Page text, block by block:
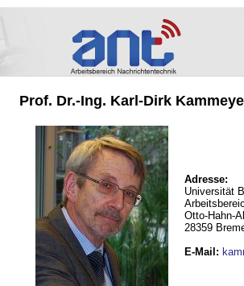
Prof. Dr.-Ing. Karl-Dirk
Adresse:
Universität
Otto-Hahn-
28359
E-Mail :